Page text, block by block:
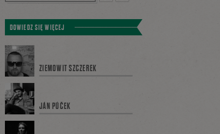
TweetnijPodziel
DOWIEDZ SIĘ WIĘCEJ
ZIEMOWIT SZCZEREK
JÁN PÚČEK